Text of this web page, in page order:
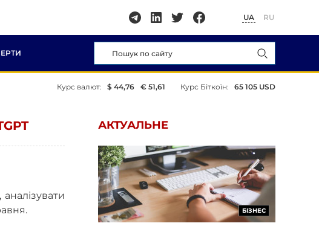
UA RU
Курс валют: $ 44,76 € 51,61 Курс Біткоїн: 65 105 USD
АКТУАЛЬНЕ
БІЗНЕС